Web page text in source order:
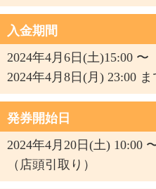
入金期間
2024年4月6日(土)15:00 〜
2024年4月8日(月) 23:00 ま
発券開始日
2024年4月20日(土) 10:00
（店頭引取り）